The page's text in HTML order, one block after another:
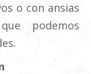
o con ansias
podemos